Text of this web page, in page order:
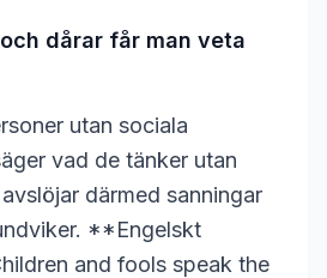
dårar får man veta
utan sociala
vad de tänker utan
därmed sanningar
**Engelskt
and fools speak the